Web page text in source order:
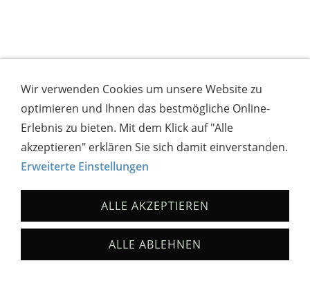
Wir verwenden Cookies um unsere Website zu
optimieren und Ihnen das bestmögliche Online-
Erlebnis zu bieten. Mit dem Klick auf "Alle
akzeptieren" erklären Sie sich damit einverstanden.
Erweiterte Einstellungen
ALLE AKZEPTIEREN
ALLE ABLEHNEN